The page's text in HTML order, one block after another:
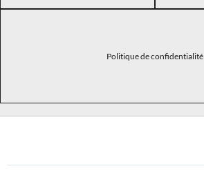
Politique de confidentialité